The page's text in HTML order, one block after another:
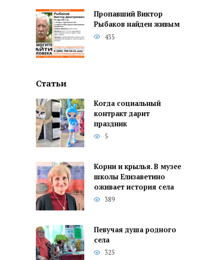
Пропавший Виктор
Рыбаков найден живым
435
Статьи
Когда социальный
контракт дарит
праздник
5
Корни и крылья. В музее
школы Елизаветино
оживает история села
389
Певучая душа родного
села
325